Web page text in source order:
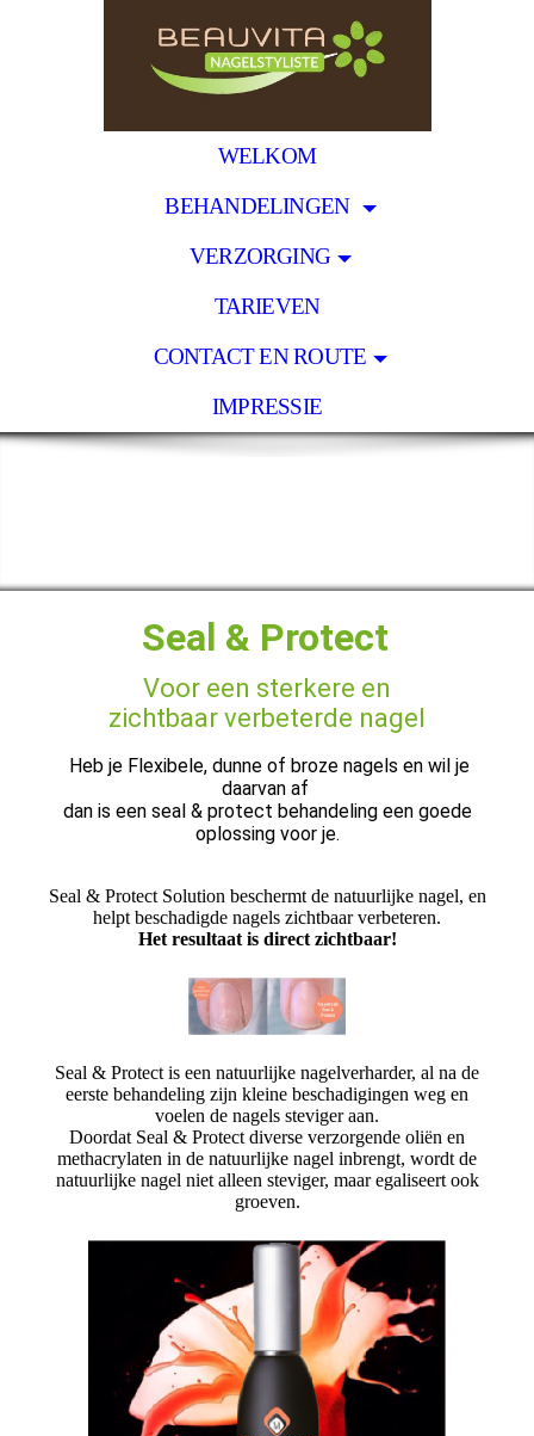
WELKOM
BEHANDELINGEN
VERZORGING
TARIEVEN
CONTACT EN ROUTE
IMPRESSIE
Seal & Protect
Voor een sterkere en
zichtbaar verbeterde nagel
Heb je Flexibele, dunne of broze nagels en wil je
daarvan af
dan is een seal & protect behandeling een goede
oplossing voor je.
Seal & Protect Solution beschermt de natuurlijke nagel, en
helpt beschadigde nagels zichtbaar verbeteren.
Het resultaat is direct zichtbaar!
Seal & Protect is een natuurlijke nagelverharder, al na de
eerste behandeling zijn kleine beschadigingen weg en
voelen de nagels steviger aan.
Doordat Seal & Protect diverse verzorgende oliën en
methacrylaten in de natuurlijke nagel inbrengt, wordt de
natuurlijke nagel niet alleen steviger, maar egaliseert ook
groeven.